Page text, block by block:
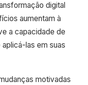
digital
aumentam à
a capacidade de
las em suas
motivadas